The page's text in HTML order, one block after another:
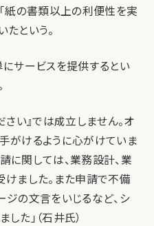
紙の書類以上の利便性を実
という。
にサービスを提供するとい
さい』では成立しません。オ
がけるように心がけていま
に関しては、業務設計、業
けました。また申請で不備
ジの文言をいじるなど、シ
た」（石井氏）